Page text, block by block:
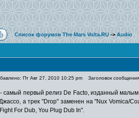
Список форумов The Mars Volta.RU->Audio
Пт Авг 27, 2010 10:25 pm Заголовок
самый первый релиз De Facto, изданный
а трек "Drop" заменен на "Nux Vomica/
For Dub, You Plug Dub In".